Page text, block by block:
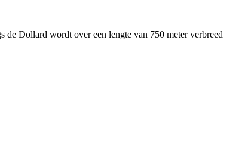
de Dollard wordt over een lengte van 750 meter verbreed